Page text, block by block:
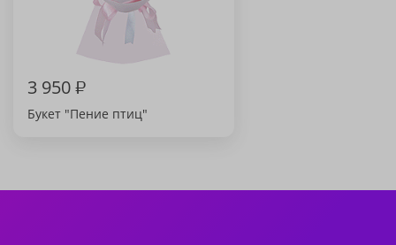
3 950₽
Букет "Пение птиц"